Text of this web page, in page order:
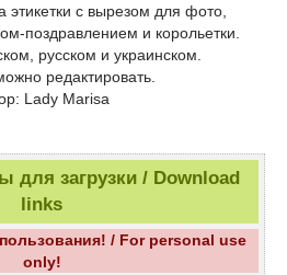
этикетки с вырезом для фото,
поздравлением и корольетки.
русском и украинском.
редактировать.
Lady Marisa
загрузки / Download
links
/ For personal use
only!